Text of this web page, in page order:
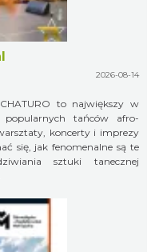
2026-08-14
to największy w
tańców afro-
koncerty i imprezy
się, jak fenomenalne są te
sztuki tanecznej